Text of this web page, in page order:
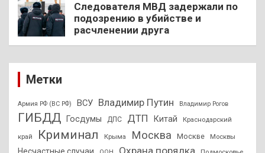
Следователя МВД задержали по
подозрению в убийстве и
расчленении друга
Метки
Армия РФ (ВС РФ) ВСУ Владимир Путин Владимир Рогов
ГИБДД Госдумы ДПС ДТП Китай Краснодарский
край Криминал Крыма Москва Москве Москвы